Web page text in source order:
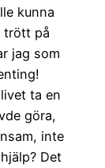
kunna
trött på
jag som
ta en
göra,
inte
Det